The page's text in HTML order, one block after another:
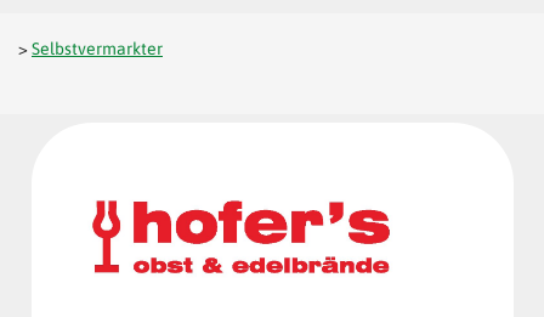
>Selbstvermarkter